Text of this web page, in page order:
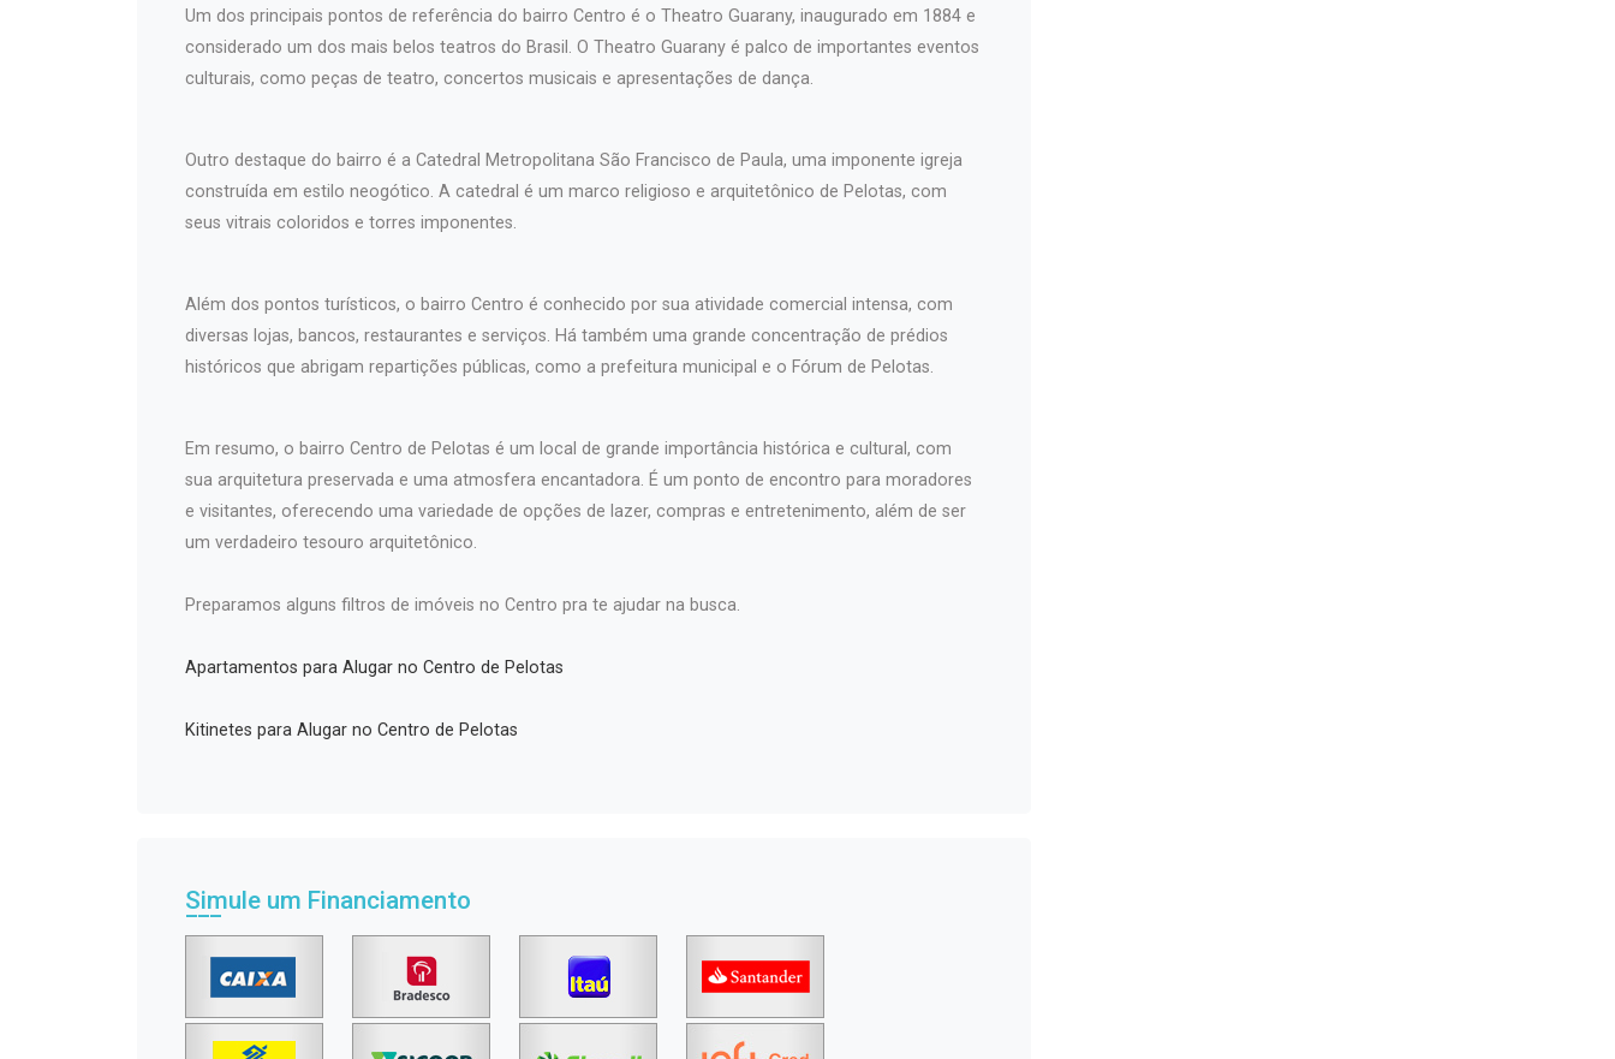
Um dos principais pontos de referência do bairro Centro é o Theatro Guarany, inaugurado em 1884 e
considerado um dos mais belos teatros do Brasil. O Theatro Guarany é palco de importantes eventos
culturais, como peças de teatro, concertos musicais e apresentações de dança.
Outro destaque do bairro é a Catedral Metropolitana São Francisco de Paula, uma imponente igreja
construída em estilo neogótico. A catedral é um marco religioso e arquitetônico de Pelotas, com
seus vitrais coloridos e torres imponentes.
Além dos pontos turísticos, o bairro Centro é conhecido por sua atividade comercial intensa, com
diversas lojas, bancos, restaurantes e serviços. Há também uma grande concentração de prédios
históricos que abrigam repartições públicas, como a prefeitura municipal e o Fórum de Pelotas.
Em resumo, o bairro Centro de Pelotas é um local de grande importância histórica e cultural, com
sua arquitetura preservada e uma atmosfera encantadora. É um ponto de encontro para moradores
e visitantes, oferecendo uma variedade de opções de lazer, compras e entretenimento, além de ser
um verdadeiro tesouro arquitetônico.
Preparamos alguns filtros de imóveis no Centro pra te ajudar na busca.
Apartamentos para Alugar no Centro de Pelotas
Kitinetes para Alugar no Centro de Pelotas
Simule um Financiamento